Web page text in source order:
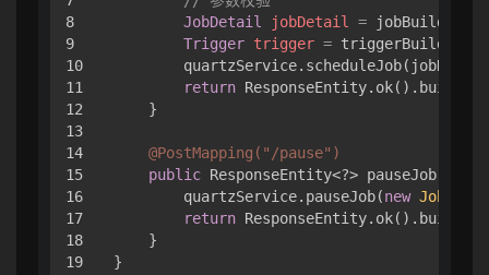
8
9
10
11
12
13
14
15
16
17
18
JobDetail
jobDetail =
Trigger trigger =
return ResponseEntity.ok().build();
    }
@PostMapping("/pause")
public ResponseEntity<?> pauseJob(
        quartzService.pauseJob(
new JobKey
return ResponseEntity.ok().build();
    }